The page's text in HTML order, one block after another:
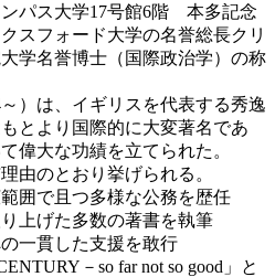
パス大学17号館6階 本多記念
スフォード大学の名誉総長クリ
学名誉博士（国際政治学）の称
）は、イギリスを代表する秀逸
とより国際的に大変著名であ
偉大な功績を立てられた。
由のとおり挙げられる。
囲で且つ多様な公務を歴任
上げた多数の著書を執筆
一貫した支援を敢行
－so far not so good」と